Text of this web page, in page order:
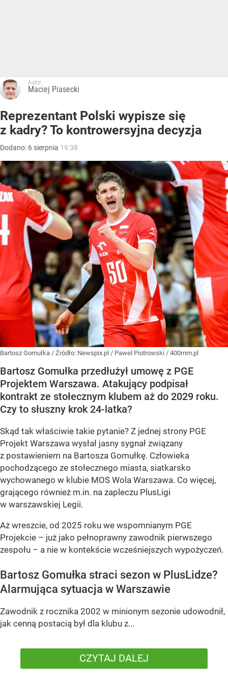
Autor:
Maciej Piasecki
Reprezentant Polski wypisze się
z kadry? To kontrowersyjna decyzja
Dodano: 6 sierpnia 19:38
Bartosz Gomułka / Źródło: Newspix.pl / Pawel Piotrowski / 400mm.pl
Bartosz Gomułka przedłużył umowę z PGE
Projektem Warszawa. Atakujący podpisał
kontrakt ze stołecznym klubem aż do 2029 roku.
Czy to słuszny krok 24-latka?
Skąd tak właściwie takie pytanie? Z jednej strony PGE
Projekt Warszawa wysłał jasny sygnał związany
z postawieniem na Bartosza Gomułkę. Człowieka
pochodzącego ze stołecznego miasta, siatkarsko
wychowanego w klubie MOS Wola Warszawa. Co więcej,
grającego również m.in. na zapleczu PlusLigi
w warszawskiej Legii.
Aż wreszcie, od 2025 roku we wspomnianym PGE
Projekcie – już jako pełnoprawny zawodnik pierwszego
zespołu – a nie w kontekście wcześniejszych wypożyczeń.
Bartosz Gomułka straci sezon w PlusLidze?
Alarmująca sytuacja w Warszawie
Zawodnik z rocznika 2002 w minionym sezonie udowodnił,
jak cenną postacią był dla klubu z...
CZYTAJ DALEJ